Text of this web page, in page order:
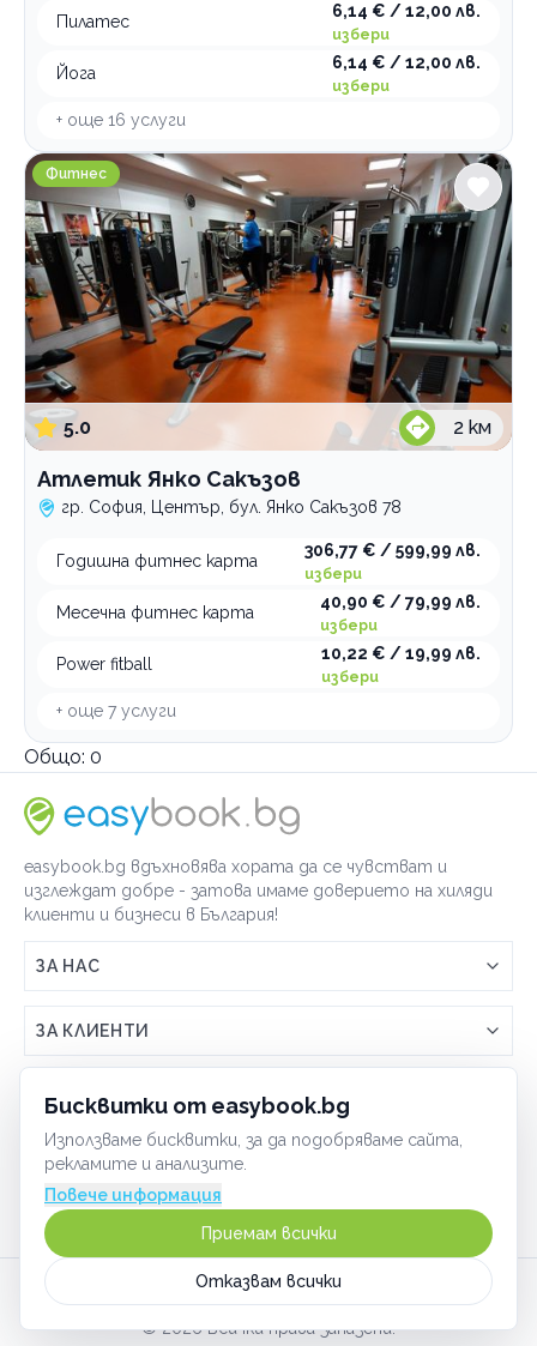
Бисквитки от easybook.bg
Използваме бисквитки, за да подобряваме сайта,
рекламите и анализите.
Повече информация
Отказвам всички
Приемам всички
Пилатес
6,14 € / 12,00 лв.
избери
Йога
6,14 € / 12,00 лв.
избери
+ още 16 услуги
Атлетик Янко Сакъзов
Фитнес
5.0 2 км
Атлетик Янко Сакъзов
гр. София, Център, бул. Янко Сакъзов 78
Годишна фитнес карта
306,77 € / 599,99 лв.
избери
Месечна фитнес карта
40,90 € / 79,99 лв.
избери
Power fitball
10,22 € / 19,99 лв.
избери
+ още 7 услуги
Общо: 0
easybook.bg вдъхновява хората да се чувстват и
изглеждат добре - затова имаме доверието на хиляди
клиенти и бизнеси в България!
ЗА НАС
Връзка с easybook.bg
Как работи easybook
Често задавани въпроси
ЗА КЛИЕНТИ
Условия за ползване
GDPR политика
Сигурност
ЗА ТЪРГОВЦИ
Включи бизнеса си
Управлявай ефективно с easybook
ОБЩИ
Бисквитки
Начин на плащане
Карта на сайта
©2026Всички права запазени.